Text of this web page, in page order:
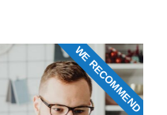
WE RECOMMEND